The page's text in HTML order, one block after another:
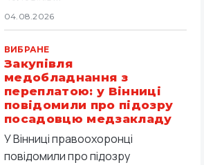
04.08.2026
ВИБРАНЕ
Закупівля
медобладнання з
переплатою: у Вінниці
повідомили про підозру
посадовцю медзакладу
У Вінниці правоохоронці
повідомили про підозру